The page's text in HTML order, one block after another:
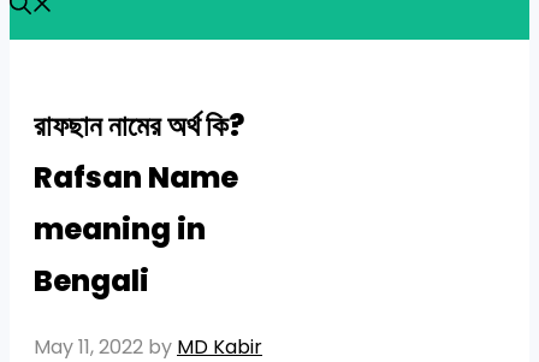
রাফছান নামের অর্থ কি?
Rafsan Name
meaning in
Bengali
May 11, 2022 by MD Kabir